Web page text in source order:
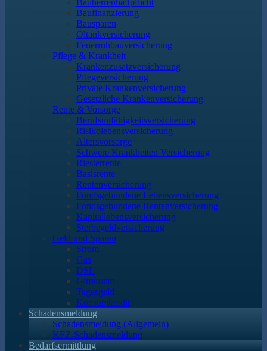
Bauherrenhaftpflicht
Baufinanzierung
Bausparen
Öltankversicherung
Feuerrohbauversicherung
Pflege & Krankheit
Krankenzusatzversicherung
Pflegeversicherung
Private Krankenversicherung
Gesetzliche Krankenversicherung
Rente & Vorsorge
Berufs­unfähigkeitsversicherung
Risikolebensversicherung
Altersvorsorge
Schwere Krankheiten Versicherung
Riesterrente
Basisrente
Rentenversicherung
Fondsgebundene Lebensversicherung
Fondsgebundene Rentenversicherung
Kapitallebensversicherung
Sterbegeldversicherung
Geld und Sparen
Strom
Gas
DSL
Girokonto
Tagesgeld
Konsumkredit
Schadensmeldung
Schadensmeldung (Allgemein)
KFZ-Schadensmeldung
Bedarfsermittlung